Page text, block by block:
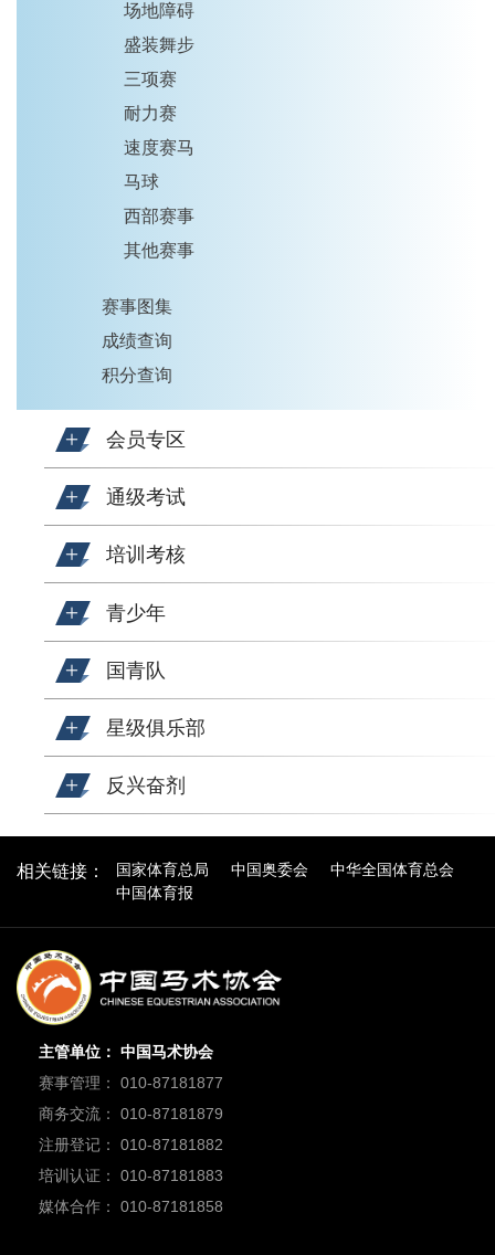
场地障碍
盛装舞步
三项赛
耐力赛
速度赛马
马球
西部赛事
其他赛事
赛事图集
成绩查询
积分查询
会员专区
通级考试
培训考核
青少年
国青队
星级俱乐部
反兴奋剂
相关链接： 国家体育总局 中国奥委会
中华全国体育总会
中国体育报
主管单位： 中国马术协会
赛事管理： 010-87181877
商务交流： 010-87181879
注册登记： 010-87181882
培训认证： 010-87181883
媒体合作： 010-87181858